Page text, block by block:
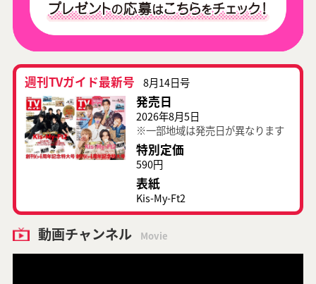
週刊TVガイド最新号 8月14日号
発売日
2026年8月5日
※一部地域は発売日が異なります
特別定価
590円
表紙
Kis-My-Ft2
動画チャンネル Movie